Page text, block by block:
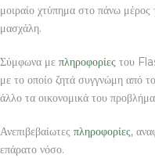
μοιραίο χτύπημα στο πάνω
μασχάλη.
Σύμφωνα με πληροφορίες του
με το οποίο ζητά συγγνώμη από
άλλο τα οικονομικά του
Ανεπιβεβαίωτες πληροφορίες,
επάρατο νόσο.